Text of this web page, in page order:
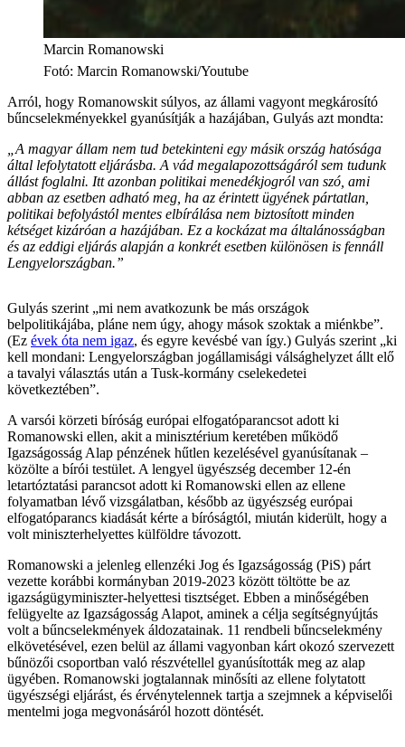
Marcin Romanowski
Fotó: Marcin Romanowski/Youtube
Arról, hogy Romanowskit súlyos, az állami vagyont megkárosító
bűncselekményekkel gyanúsítják a hazájában, Gulyás azt mondta:
„A magyar állam nem tud betekinteni egy másik ország hatósága
által lefolytatott eljárásba. A vád megalapozottságáról sem tudunk
állást foglalni. Itt azonban politikai menedékjogról van szó, ami
abban az esetben adható meg, ha az érintett ügyének pártatlan,
politikai befolyástól mentes elbírálása nem biztosított minden
kétséget kizáróan a hazájában. Ez a kockázat ma általánosságban
és az eddigi eljárás alapján a konkrét esetben különösen is fennáll
Lengyelországban.”
Gulyás szerint „mi nem avatkozunk be más országok
belpolitikájába, pláne nem úgy, ahogy mások szoktak a miénkbe”.
(Ez évek óta nem igaz, és egyre kevésbé van így.) Gulyás szerint „ki
kell mondani: Lengyelországban jogállamisági válsághelyzet állt elő
a tavalyi választás után a Tusk-kormány cselekedetei
következtében”.
A varsói körzeti bíróság európai elfogatóparancsot adott ki
Romanowski ellen, akit a minisztérium keretében működő
Igazságosság Alap pénzének hűtlen kezelésével gyanúsítanak –
közölte a bírói testület. A lengyel ügyészség december 12-én
letartóztatási parancsot adott ki Romanowski ellen az ellene
folyamatban lévő vizsgálatban, később az ügyészség európai
elfogatóparancs kiadását kérte a bíróságtól, miután kiderült, hogy a
volt miniszterhelyettes külföldre távozott.
Romanowski a jelenleg ellenzéki Jog és Igazságosság (PiS) párt
vezette korábbi kormányban 2019-2023 között töltötte be az
igazságügyminiszter-helyettesi tisztséget. Ebben a minőségében
felügyelte az Igazságosság Alapot, aminek a célja segítségnyújtás
volt a bűncselekmények áldozatainak. 11 rendbeli bűncselekmény
elkövetésével, ezen belül az állami vagyonban kárt okozó szervezett
bűnözői csoportban való részvétellel gyanúsították meg az alap
ügyében. Romanowski jogtalannak minősíti az ellene folytatott
ügyészségi eljárást, és érvénytelennek tartja a szejmnek a képviselői
mentelmi joga megvonásáról hozott döntését.